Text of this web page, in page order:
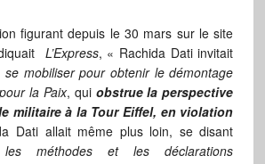
figurant depuis le 30 mars sur le site
L’Express, « Rachida Dati invitait
se mobiliser pour obtenir le démontage
la Paix, qui obstrue la perspective
militaire à la Tour Eiffel, en violation
Dati allait même plus loin, se disant
méthodes et les déclarations